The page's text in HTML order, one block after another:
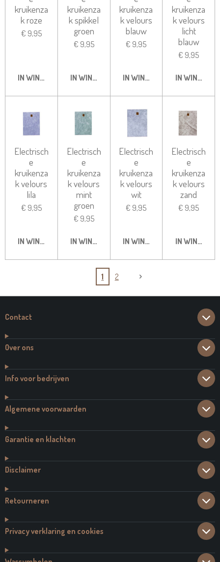
kruikenza
k roze
€ 9,95
IN WINKELWAGEN
kruikenza
k spikkel
groen
€ 9,95
IN WINKELWAGEN
kruikenza
k velours
blauw
€ 9,95
IN WINKELWAGEN
kruikenza
k velours
licht
blauw
€ 9,95
IN
Electrisch
e
kruikenza
k velours
lila
€ 9,95
IN WINKELWAGEN
Electrisch
e
kruikenza
k velours
mint
groen
€ 9,95
IN WINKELWAGEN
Electrisch
e
kruikenza
k velours
wit
€ 9,95
IN WINKELWAGEN
Electrisch
e
kruikenza
k velours
zand
€ 9,95
IN
1 2
Contact
Over ons
Info voor bedrijven
Algemene voorwaarden
Garantie en klachten
Disclaimer
Retourneren
Privacy verklaring en cookies